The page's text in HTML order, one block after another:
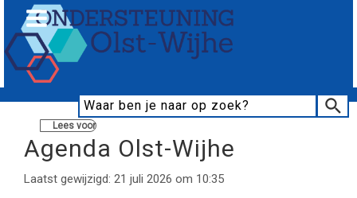
Lees voor
Agenda Olst-Wijhe
Laatst gewijzigd: 21 juli 2026 om 10:35